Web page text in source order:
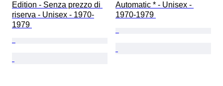
Edition - Senza prezzo di
riserva - Unisex - 1970-
1979
Automatic * - Unisex -
1970-1979